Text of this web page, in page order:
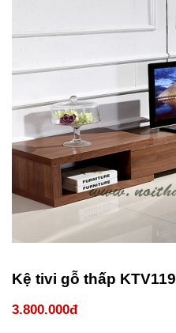
Kệ tivi gỗ thấp KTV119
3.800.000đ